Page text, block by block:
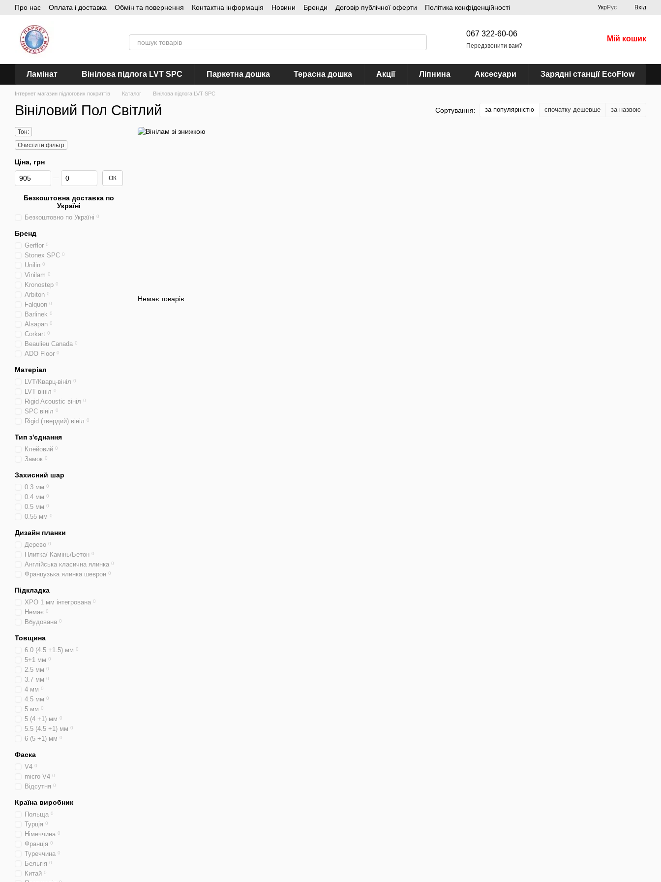
Перейти до основного контенту
Про нас Оплата і доставка Обмін та повернення Контактна інформація Новини Бренди Договір публічної оферти Політика конфіденційності УкрРус Вхід
067 322-60-06
Передзвонити вам?
Мій кошик
Ламінат Вінілова підлога LVT SPC Паркетна дошка Терасна дошка Акції Ліпнина Аксесуари Зарядні станції EcoFlow
Інтернет магазин підлогових покриттів Каталог Вінілова підлога LVT SPC
Вініловий Пол Світлий Сортування: за популярністю спочатку дешевше за назвою
Немає товарів
Тон:
Очистити фільтр
Ціна, грн
Від Ціна, грн
До Ціна, грн ОК
Безкоштовна доставка по
Україні
Безкоштовно по Україні 0
Бренд
Gerflor 0
Stonex SPC 0
Unilin 0
Vinilam 0
Kronostep 0
Arbiton 0
Falquon 0
Barlinek 0
Alsapan 0
Corkart 0
Beaulieu Canada 0
ADO Floor 0
Матеріал
LVT/Кварц-вініл 0
LVT вініл 0
Rigid Acoustic вініл 0
SPC вініл 0
Rigid (твердий) вініл 0
Тип з'єднання
Клейовий 0
Замок 0
Захисний шар
0.3 мм 0
0.4 мм 0
0.5 мм 0
0.55 мм 0
Дизайн планки
Дерево 0
Плитка/ Камінь/Бетон 0
Англійська класична ялинка 0
Французька ялинка шеврон 0
Підкладка
XPO 1 мм інтегрована 0
Немає 0
Вбудована 0
Товщина
6.0 (4.5 +1.5) мм 0
5+1 мм 0
2.5 мм 0
3.7 мм 0
4 мм 0
4.5 мм 0
5 мм 0
5 (4 +1) мм 0
5.5 (4.5 +1) мм 0
6 (5 +1) мм 0
Фаска
V4 0
micro V4 0
Відсутня 0
Країна виробник
Польща 0
Турція 0
Німеччина 0
Франція 0
Туреччина 0
Бельгія 0
Китай 0